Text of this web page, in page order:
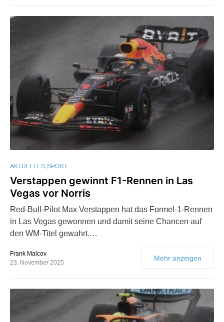
AKTUELLES SPORT
Verstappen gewinnt F1-Rennen in Las
Vegas vor Norris
Red-Bull-Pilot Max Verstappen hat das Formel-1-Rennen
in Las Vegas gewonnen und damit seine Chancen auf
den WM-Titel gewahrt.…
Frank Malcov
23. November 2025
Mehr anzeigen